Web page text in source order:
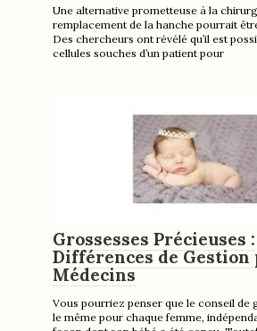
Une alternative prometteuse à la
remplacement de la hanche pourrait
Des chercheurs ont révélé qu’il est
cellules souches d’un patient pour
Grossesses Précieuses :
Différences de Gestion
Médecins
Vous pourriez penser que le conseil de
le même pour chaque femme,